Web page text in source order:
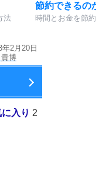
法
節約できるの
時間とお金を節
2月20日
博